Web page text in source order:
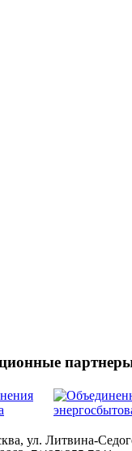
ул. Литвина-